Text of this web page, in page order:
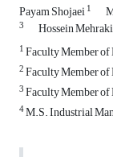
Payam Shojaei1
3 Hossein Mehraki
1Faculty Member
2Faculty Member
3Faculty Member
4M.S. Industrial